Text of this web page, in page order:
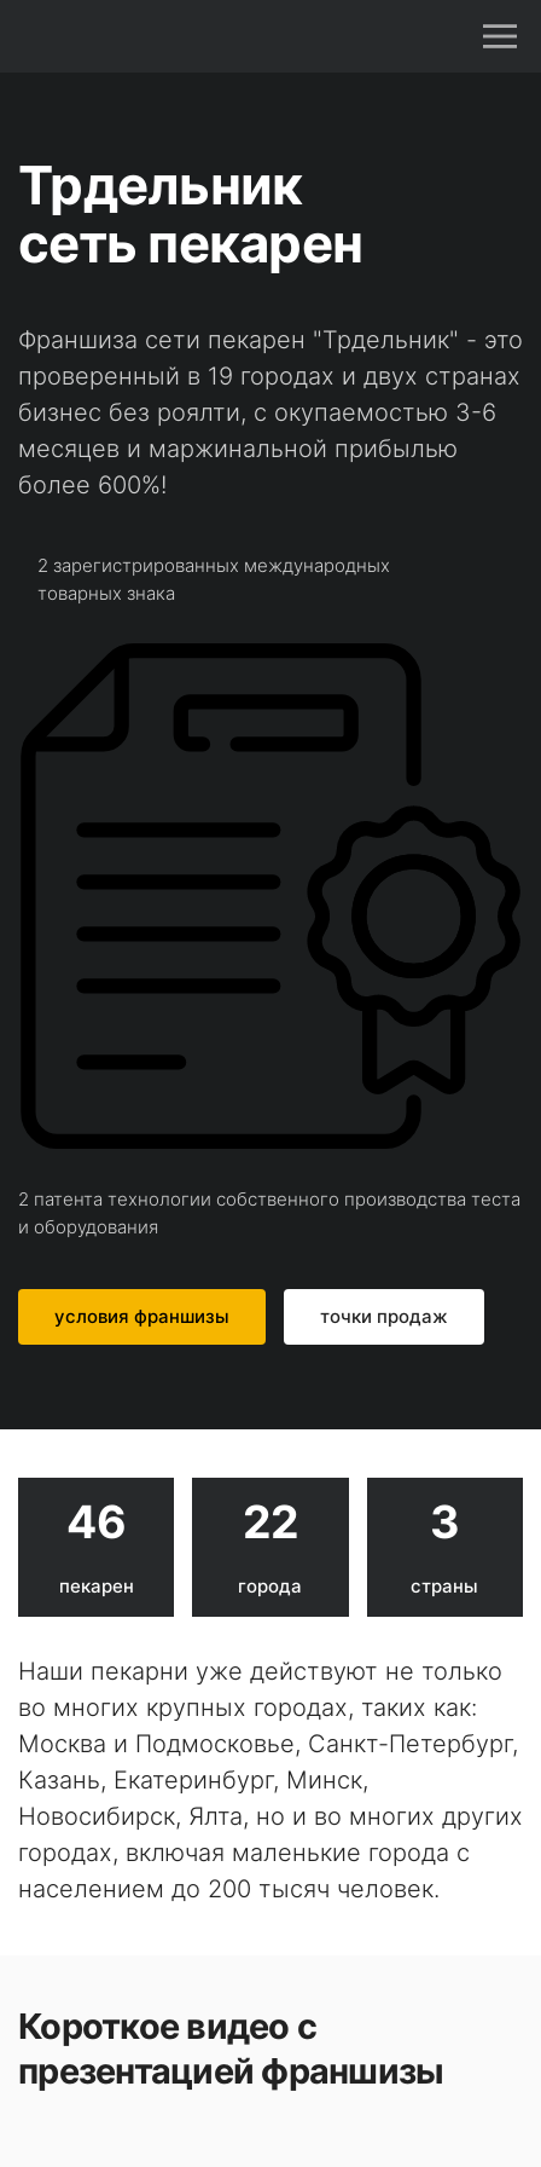
Трдельник
сеть пекарен
Франшиза сети пекарен "Трдельник" - это
проверенный в 19 городах и двух странах
бизнес без роялти, с окупаемостью 3-6
месяцев и маржинальной прибылью
более 600%!
2 зарегистрированных международных
товарных знака
2 патента технологии собственного производства теста
и оборудования
условия франшизы точки продаж
46
пекарен
22
города
3
страны
Наши пекарни уже действуют не только
во многих крупных городах, таких как:
Москва и Подмосковье, Санкт-Петербург,
Казань, Екатеринбург, Минск,
Новосибирск, Ялта, но и во многих других
городах, включая маленькие города с
населением до 200 тысяч человек.
Короткое видео с
презентацией франшизы